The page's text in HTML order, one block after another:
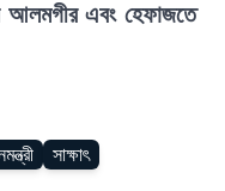
আলমগীর এবং হেফাজতে
সাক্ষাৎ